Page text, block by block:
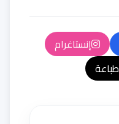
إنستاغرام
طباعة